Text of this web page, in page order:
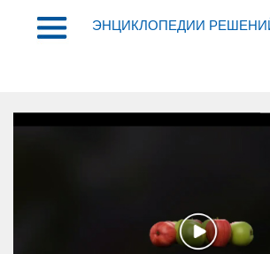
ЭНЦИКЛОПЕДИИ